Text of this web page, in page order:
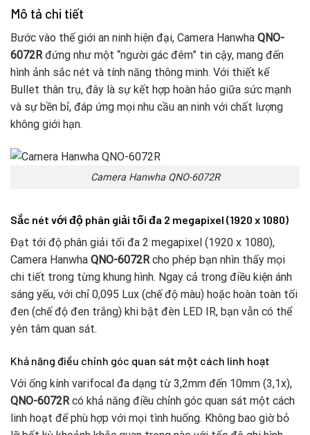
Mô tả chi tiết
Bước vào thế giới an ninh hiện đại, Camera Hanwha QNO-
6072R đứng như một “người gác đêm” tin cậy, mang đến
hình ảnh sắc nét và tính năng thông minh. Với thiết kế
Bullet thân trụ, đây là sự kết hợp hoàn hảo giữa sức mạnh
và sự bền bỉ, đáp ứng mọi nhu cầu an ninh với chất lượng
không giới hạn.
Camera Hanwha QNO-6072R
Sắc nét với độ phân giải tối đa 2 megapixel (1920 x 1080)
Đạt tới độ phân giải tối đa 2 megapixel (1920 x 1080),
Camera Hanwha QNO-6072Rcho phép bạn nhìn thấy mọi
chi tiết trong từng khung hình. Ngay cả trong điều kiện ánh
sáng yếu, với chỉ 0,095 Lux (chế độ màu) hoặc hoàn toàn tối
đen (chế độ đen trắng) khi bật đèn LED IR, bạn vẫn có thể
yên tâm quan sát.
Khả năng điều chỉnh góc quan sát một cách linh hoạt
Với ống kính varifocal đa dạng từ 3,2mm đến 10mm (3,1x),
QNO-6072Rcó khả năng điều chỉnh góc quan sát một cách
linh hoạt để phù hợp với mọi tình huống. Không bao giờ bỏ